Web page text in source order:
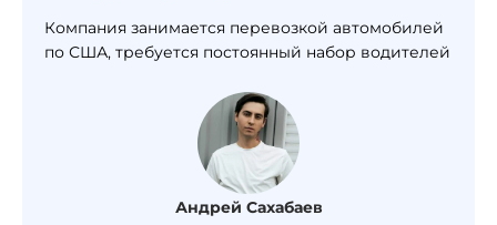
Компания занимается перевозкой автомобилей
по США, требуется постоянный набор водителей
Андрей Сахабаев